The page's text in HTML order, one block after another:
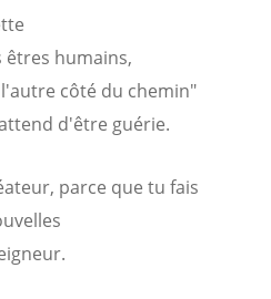
êtres humains,
côté du chemin"
d'être guérie.
parce que tu fais